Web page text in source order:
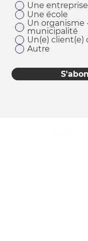
Une entreprise
Une école
Un organisme
municipalité
Un(e) client(e)
Autre